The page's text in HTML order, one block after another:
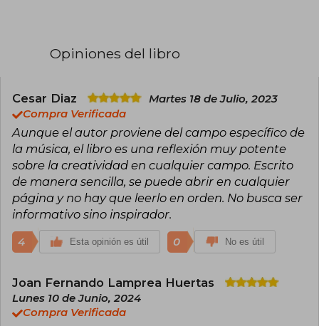
médico y autor Deepak Chopra.
Opiniones del libro
Cesar Diaz
Martes 18 de Julio, 2023
Compra Verificada
Aunque el autor proviene del campo específico de
la música, el libro es una reflexión muy potente
sobre la creatividad en cualquier campo. Escrito
de manera sencilla, se puede abrir en cualquier
página y no hay que leerlo en orden. No busca ser
informativo sino inspirador.
4 Esta opinión es útil 0 No es útil
Joan Fernando Lamprea Huertas
Lunes 10 de Junio, 2024
Compra Verificada